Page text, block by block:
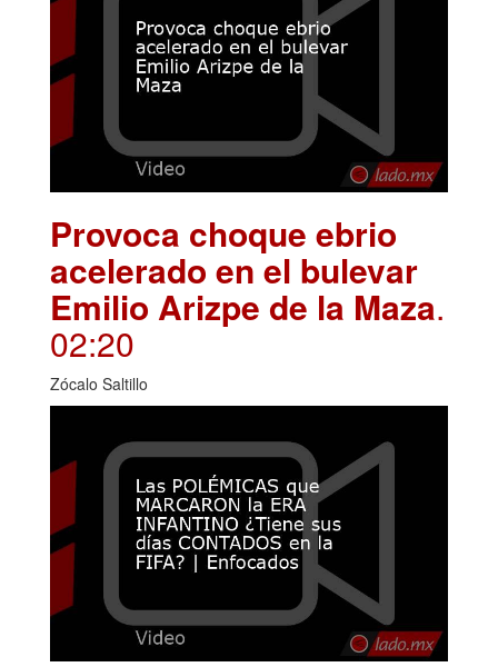
Provoca choque ebrio
acelerado en el bulevar
Emilio Arizpe de la Maza.
02:20
Zócalo Saltillo